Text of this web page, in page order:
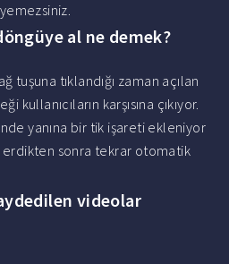
al ne demek?
tuşuna tıklandığı zaman açılan
kullanıcıların karşısına çıkıyor.
yanına bir tik işareti ekleniyor
sonra tekrar otomatik
videolar